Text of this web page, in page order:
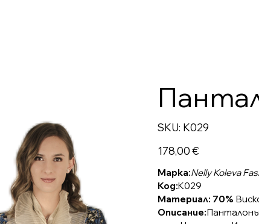
SKU: SKU
K029
K029
Цена
178,00 €
Марка:Nelly Koleva
Код:K029
Материал: 70%
Описание: